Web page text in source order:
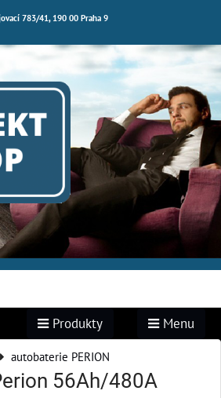
783/41, 190 00 Praha 9
Produkty Menu
autobaterie PERION
56Ah/480A